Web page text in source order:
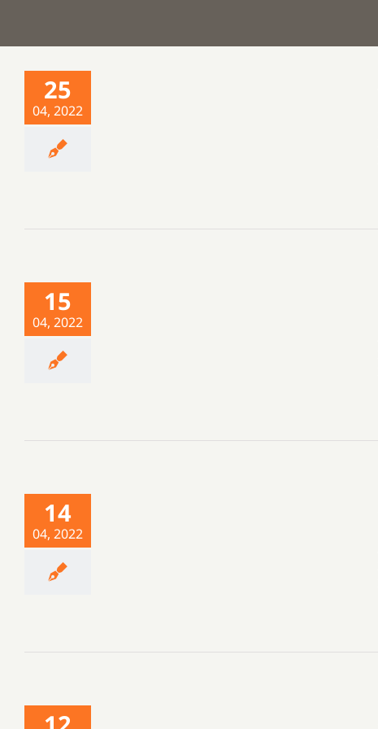
25
04, 2022
15
04, 2022
14
04, 2022